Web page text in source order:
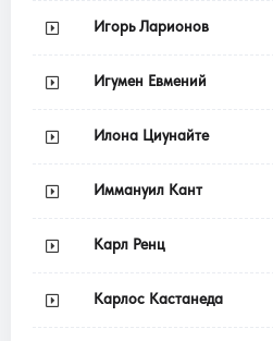
Игорь Ларионов
Игумен Евмений
Илона Циунайте
Иммануил Кант
Карл Ренц
Карлос Кастанеда